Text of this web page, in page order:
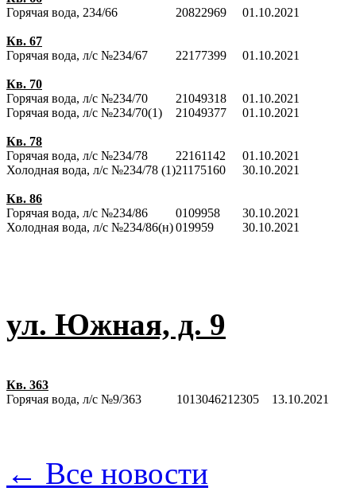
Горячая вода, 234/66
20822969 01.10.2021
Кв. 67
Горячая вода, л/с №234/67
22177399 01.10.2021
Кв. 70
Горячая вода, л/с №234/70
21049318
01.10.2021
Горячая вода, л/с №234/70(1)
21049377 01.10.2021
Кв. 78
Горячая вода, л/с №234/78
22161142
01.10.2021
Холодная вода, л/с №234/78 (1)21175160 30.10.2021
Кв. 86
Горячая вода, л/с №234/86
0109958
30.10.2021
Холодная вода, л/с №234/86(н)019959 30.10.2021
ул. Южная, д. 9
Кв. 363
Горячая вода, л/с №9/363 1013046212305 13.10.2021
← Все новости